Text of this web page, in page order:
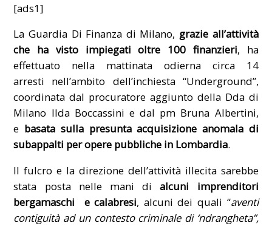
[ads1]
La Guardia Di Finanza di Milano, grazie all’attività
che ha visto impiegati oltre 100 finanzieri, ha
effettuato nella mattinata odierna circa 14
arresti nell’ambito dell’inchiesta “Underground”,
coordinata dal procuratore aggiunto della Dda di
Milano Ilda Boccassini e dal pm Bruna Albertini,
e basata sulla presunta acquisizione anomala di
subappalti per opere pubbliche in Lombardia.
Il fulcro e la direzione dell’attività illecita sarebbe
stata posta nelle mani dialcuni imprenditori
bergamaschi e calabresi, alcuni dei quali “aventi
contiguità ad un contesto criminale di ‘ndrangheta”,